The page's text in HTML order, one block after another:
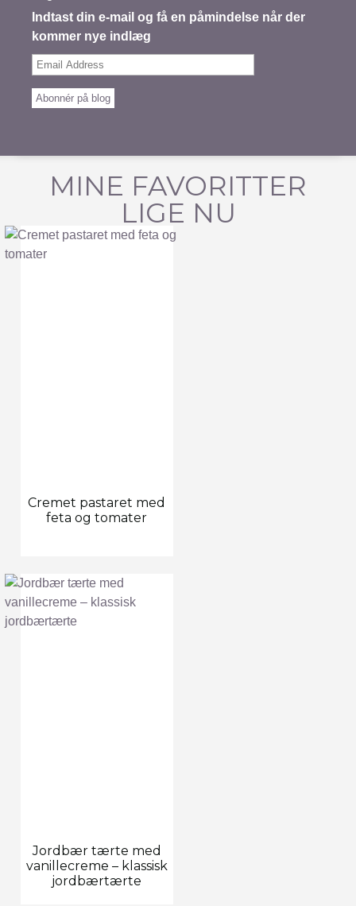
Indtast din e-mail og få en påmindelse når der
kommer nye indlæg
Email
Abonnér på blog
MINE FAVORITTER
LIGE NU
Cremet pastaret med
feta og tomater
Jordbær tærte med
vanillecreme – klassisk
jordbærtærte